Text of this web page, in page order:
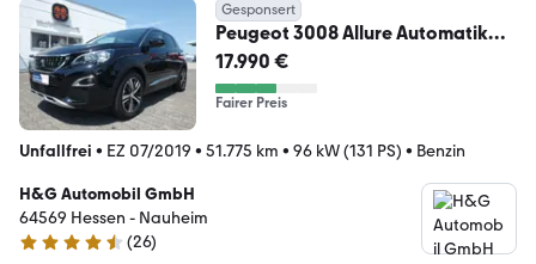
Gesponsert
Peugeot 3008 Allure Automatik
*KLIMA*ALU*NAVI*KAMERA*
17.990 €
Fairer Preis
Unfallfrei • EZ 07/2019 • 51.775 km • 96 kW (131 PS) • Benzin
H&G Automobil GmbH
64569 Hessen - Nauheim
4.5 Sterne
(26)